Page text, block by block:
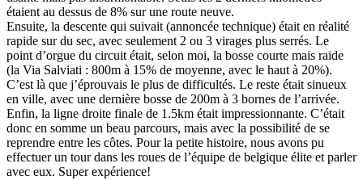
étaient au dessus de 8% sur une route neuve.
Ensuite, la descente qui suivait (annoncée technique) était en réalité
rapide sur du sec, avec seulement 2 ou 3 virages plus serrés. Le
point d’orgue du circuit était, selon moi, la bosse courte mais raide
(la Via Salviati : 800m à 15% de moyenne, avec le haut à 20%).
C’est là que j’éprouvais le plus de difficultés. Le reste était sinueux
en ville, avec une dernière bosse de 200m à 3 bornes de l’arrivée.
Enfin, la ligne droite finale de 1.5km était impressionnante. C’était
donc en somme un beau parcours, mais avec la possibilité de se
reprendre entre les côtes. Pour la petite histoire, nous avons pu
effectuer un tour dans les roues de l’équipe de belgique élite et parler
avec eux. Super expérience!